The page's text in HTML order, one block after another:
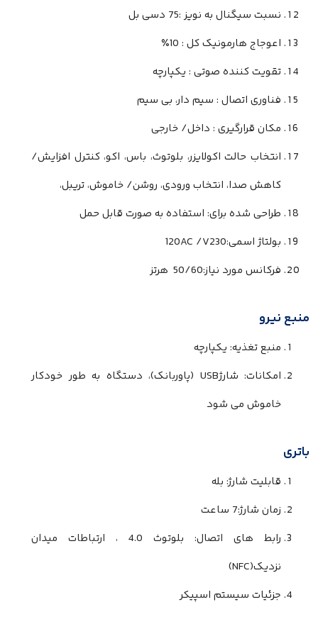
نسبت سیگنال به نویز :75 دسی بل
اعوجاج هارمونیک کل : 10٪
تقویت کننده صوتی : یکپارچه
فناوری اتصال : سیم دار، بی سیم
مکان قرارگیری : داخل/ خارجی
انتخاب حالت اکولایزر، بلوتوث، باس، اکو، کنترل افزایش/
کاهش صدا، انتخاب ورودی، روشن/ خاموش، تریبل،
طراحی شده برای: استفاده به صورت قابل حمل
بولتاژ اسمی:120AC /V230
فرکانس مورد نیاز:50/60 هرتز
منبع نیرو
منبع تغذیه: یکپارچه
امکانات: شارژUSB (پاوربانک)، دستگاه به طور خودکار
خاموش می شود
باتری
قابلیت شارژ: بله
زمان شارژ:7 ساعت
رابط های اتصال: بلوتوث 4.0 ، ارتباطات میدان
نزدیک(NFC)
جزئیات سیستم اسپیکر